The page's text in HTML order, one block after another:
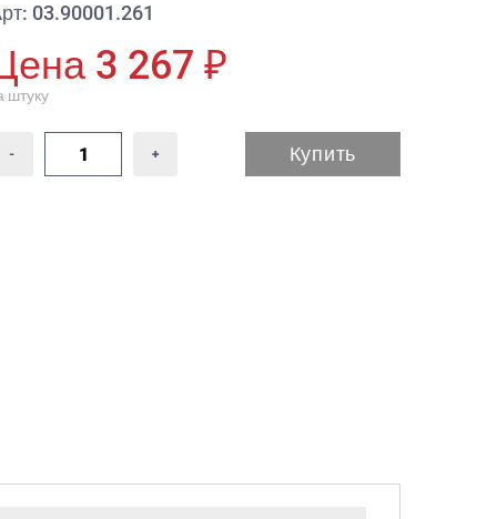
03.90001.261
3 267 ₽
штуку
- + Купить